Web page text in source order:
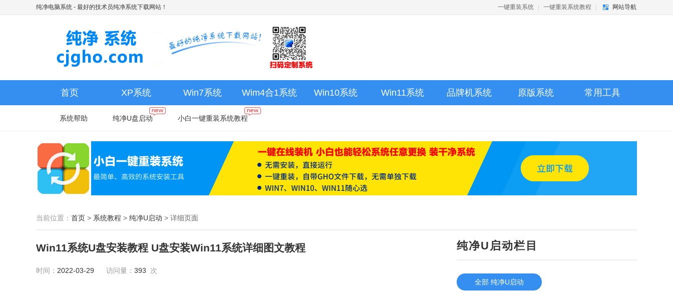
纯净电脑系统 - 最好的技术员纯净系统下载网站！ 一键重装系统 一键重装系统教程 网站导航
首页 XP系统 Win7系统 Wim4合1系统 Win10系统 Win11系统 品牌机系统 原版系统 常用工具
系统帮助 纯净U盘启动 小白一键重装系统教程
当前位置： 首页 > 系统教程 > 纯净U启动 > 详细页面
Win11系统U盘安装教程 U盘安装Win11系统详细图文教程
时间： 2022-03-29 访问量： 393 次
纯净U启动栏目
全部 纯净U启动